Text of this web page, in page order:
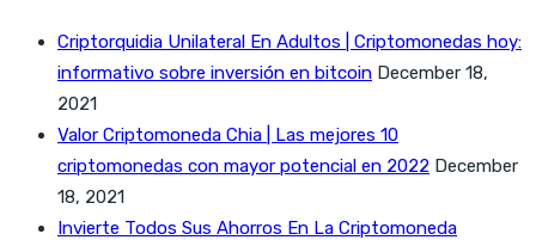
Criptorquidia Unilateral En Adultos | Criptomonedas hoy:
informativo sobre inversión en bitcoin December 18,
2021
Valor Criptomoneda Chia | Las mejores 10
criptomonedas con mayor potencial en 2022 December
18, 2021
Invierte Todos Sus Ahorros En La Criptomoneda